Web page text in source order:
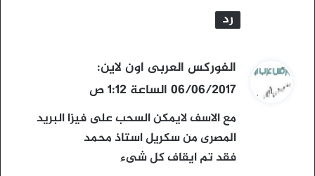
رد
ي
ق
و
ل
الفوركس العربى اون لاين:
06/06/2017 الساعة 1:12 ص
مع الاسف لايمكن السحب على فيزا البريد
المصرى من سكريل استاذ محمد
فقد تم ايقاف كل شىء